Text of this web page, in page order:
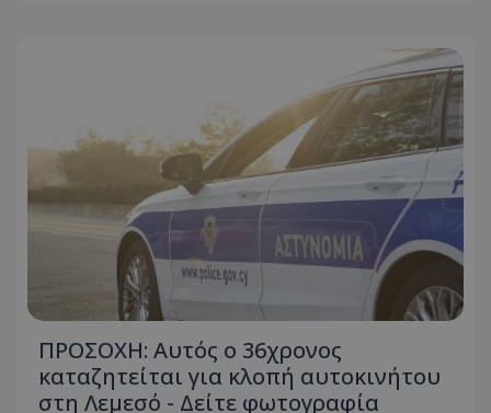
ΠΡΟΣΟΧΗ: Αυτός ο 36χρονος
καταζητείται για κλοπή αυτοκινήτου
στη Λεμεσό - Δείτε φωτογραφία